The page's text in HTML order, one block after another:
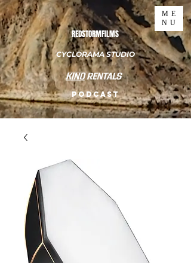
REDSTORMFILMS
CYCLORAMA STUDIO
PODCAST
ME
NU